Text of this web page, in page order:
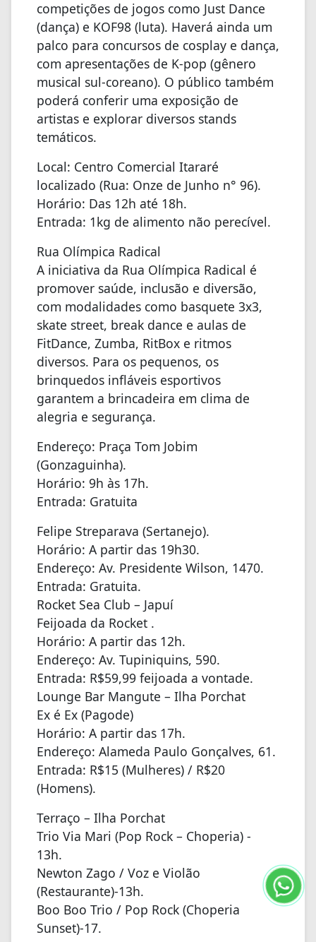
competições de jogos como Just Dance
(dança) e KOF98 (luta). Haverá ainda um
palco para concursos de cosplay e dança,
com apresentações de K-pop (gênero
musical sul-coreano). O público também
poderá conferir uma exposição de
artistas e explorar diversos stands
temáticos.
Local: Centro Comercial Itararé
localizado (Rua: Onze de Junho n° 96).
Horário: Das 12h até 18h.
Entrada: 1kg de alimento não perecível.
Rua Olímpica Radical
A iniciativa da Rua Olímpica Radical é
promover saúde, inclusão e diversão,
com modalidades como basquete 3x3,
skate street, break dance e aulas de
FitDance, Zumba, RitBox e ritmos
diversos. Para os pequenos, os
brinquedos infláveis esportivos
garantem a brincadeira em clima de
alegria e segurança.
Endereço: Praça Tom Jobim
(Gonzaguinha).
Horário: 9h às 17h.
Entrada: Gratuita
Felipe Streparava (Sertanejo).
Horário: A partir das 19h30.
Endereço: Av. Presidente Wilson, 1470.
Entrada: Gratuita.
Rocket Sea Club – Japuí
Feijoada da Rocket .
Horário: A partir das 12h.
Endereço: Av. Tupiniquins, 590.
Entrada: R$59,99 feijoada a vontade.
Lounge Bar Mangute – Ilha Porchat
Ex é Ex (Pagode)
Horário: A partir das 17h.
Endereço: Alameda Paulo Gonçalves, 61.
Entrada: R$15 (Mulheres) / R$20
(Homens).
Terraço – Ilha Porchat
Trio Via Mari (Pop Rock – Choperia) -
13h.
Newton Zago / Voz e Violão
(Restaurante)-13h.
Boo Boo Trio / Pop Rock (Choperia
Sunset)-17.